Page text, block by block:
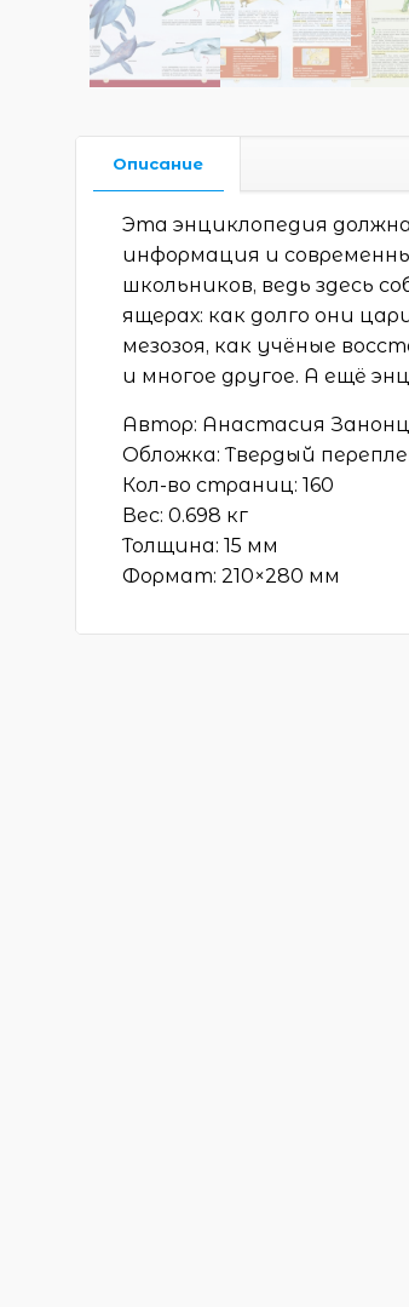
Описание
Эта энциклопедия
информация и
школьников, ведь здесь
ящерах: как долго они
мезозоя, как учёные
и многое другое. А ещё
Автор: Анастасия
Обложка:Твердый
Кол-во страниц:160
Вес:0.698 кг
Толщина:15 мм
Формат:210×280 мм